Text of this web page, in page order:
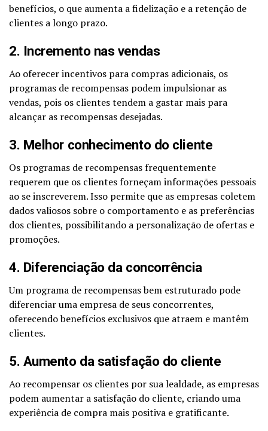
benefícios, o que aumenta a fidelização e a retenção de
clientes a longo prazo.
2. Incremento nas vendas
Ao oferecer incentivos para compras adicionais, os
programas de recompensas podem impulsionar as
vendas, pois os clientes tendem a gastar mais para
alcançar as recompensas desejadas.
3. Melhor conhecimento do cliente
Os programas de recompensas frequentemente
requerem que os clientes forneçam informações pessoais
ao se inscreverem. Isso permite que as empresas coletem
dados valiosos sobre o comportamento e as preferências
dos clientes, possibilitando a personalização de ofertas e
promoções.
4. Diferenciação da concorrência
Um programa de recompensas bem estruturado pode
diferenciar uma empresa de seus concorrentes,
oferecendo benefícios exclusivos que atraem e mantêm
clientes.
5. Aumento da satisfação do cliente
Ao recompensar os clientes por sua lealdade, as empresas
podem aumentar a satisfação do cliente, criando uma
experiência de compra mais positiva e gratificante.